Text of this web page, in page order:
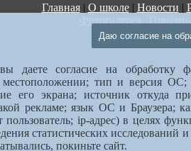
Главная| О школе| Новости |
Версия для
Даю согласие на
даете согласие на обработку
местоположении; тип и версия
его экрана; источник откуда
рекламе; язык ОС и Браузера;
ip-адрес) в целях
статистических исследований
покиньте сайт.